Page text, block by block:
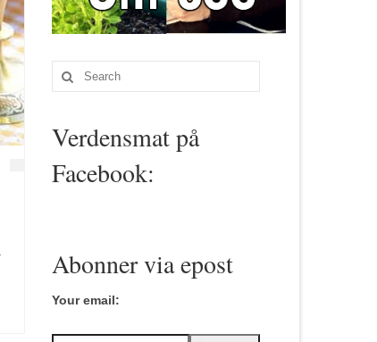
Search
for:
Verdensmat på
Facebook:
Abonner via epost
Your email: